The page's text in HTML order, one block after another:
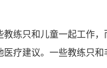
练只和儿童一起工作
疗建议。一些教练只和